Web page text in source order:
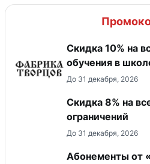
Скидка 10% на
обучения в
До 31 декабря, 2026
​Скидка 8% на
ограничений
До 31 декабря, 2026
Абонементы от